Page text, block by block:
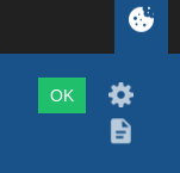
OK